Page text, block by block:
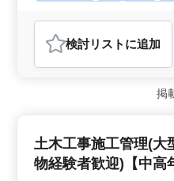
建設コンサルタント
おすすめポイント
＜業務内容と勤務条件＞
新幹線案件の発注者支援
ます。業務内容は発注者支
舎完備など、働きやすい
遇と福利厚生＞ 年収は550
検討リスト に追加
掲
土木工事施工管理(大
物経験者歓迎)【中高